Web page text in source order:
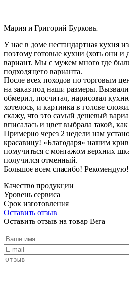
Мария и Григорий Бурковы
У нас в доме нестандартная кухня
поэтому готовые кухни (хоть они
вариант. Мы с мужем много где
подходящего варианта.
После всех походов по торговым
на заказ под наши размеры.
обмерил, посчитал, нарисовал
хотелось, и картинка в голове
скажу, что это самый дешевый
вписалась и цвет выбрала такой,
Примерно через 2 недели нам
красавицу! «Благодаря» нашим
помучиться с монтажом верхних
получился отменный.
Большое всем спасибо! Рекомендую!
Качество продукции
Уровень сервиса
Срок изготовления
Оставить отзыв
Оставить отзыв на товар Вега